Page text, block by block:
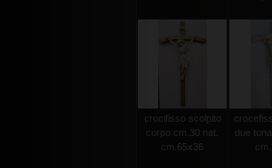
crocifisso scolpito
corpo cm.30 nat.
cm.65x36
due